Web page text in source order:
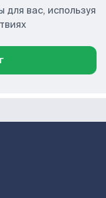
вас, используя